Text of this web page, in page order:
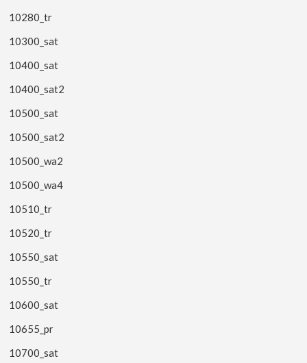
10280_tr
10300_sat
10400_sat
10400_sat2
10500_sat
10500_sat2
10500_wa2
10500_wa4
10510_tr
10520_tr
10550_sat
10550_tr
10600_sat
10655_pr
10700_sat